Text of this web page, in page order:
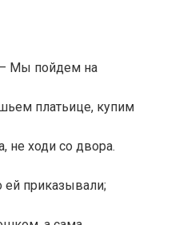
— Мы пойдем на
платьице, купим
не ходи со двора.
ей приказывали;